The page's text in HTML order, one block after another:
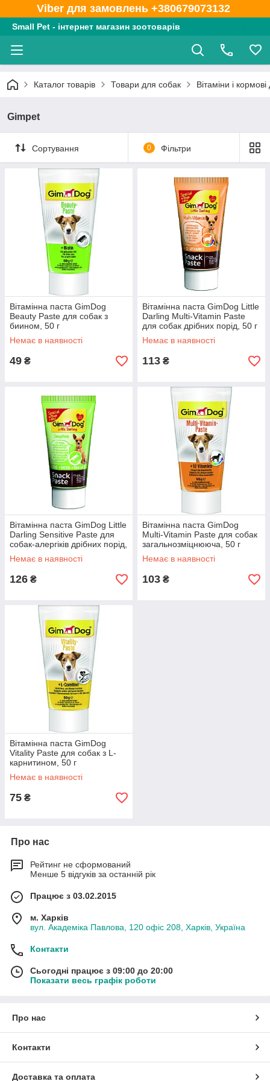
Viber для замовлень +380679073132
Small Pet - інтернет магазин зоотоварів
Каталог товарів Товари для собак Вітаміни і
Gimpet
Сортування 0 Фільтри
Вітамінна паста GimDog
Beauty Paste для собак з
биином, 50 г
Немає в наявності
49 ₴
Вітамінна паста GimDog Little
Darling Multi-Vitamin Paste
для собак дрібних порід, 50 г
Немає в наявності
113 ₴
Вітамінна паста GimDog Little
Darling Sensitive Paste для
собак-алергіків дрібних порід,
50 г
Немає в наявності
126 ₴
Вітамінна паста GimDog
Multi-Vitamin Paste для собак
загальнозміцнююча, 50 г
Немає в наявності
103 ₴
Вітамінна паста GimDog
Vitality Paste для собак з L-
карнитином, 50 г
Немає в наявності
75 ₴
Про нас
Рейтинг не сформований
Менше 5 відгуків за останній рік
Працює з 03.02.2015
м. Харків
вул. Академіка Павлова, 120 офіс 208, Харків, Україна
Контакти
Сьогодні працює з 09:00 до 20:00
Показати весь графік роботи
Про нас
Контакти
Доставка та оплата